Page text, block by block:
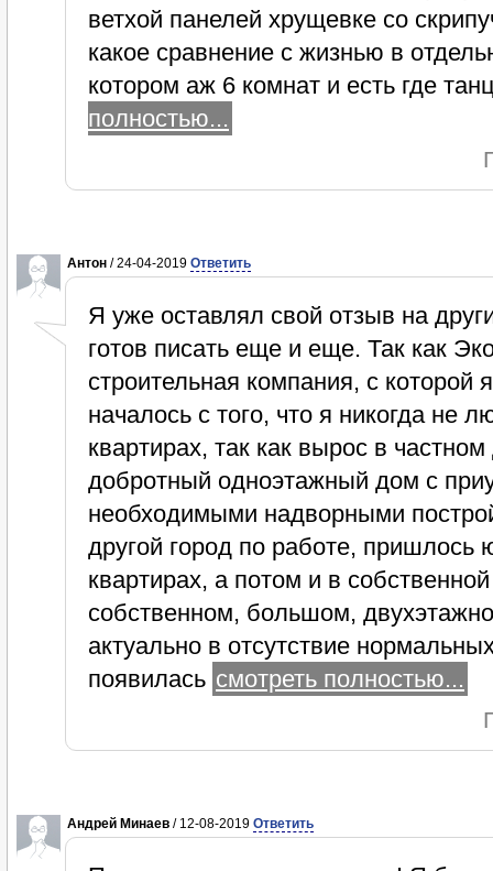
ветхой панелей хрущевке со
какое сравнение с жизнью в
котором аж 6 комнат и есть где
полностью...
Антон / 24-04-2019 Ответить
Я уже оставлял свой отзыв на
готов писать еще и еще. Так как
строительная компания, с которой
началось с того, что я никогда не
квартирах, так как вырос в
добротный одноэтажный дом с
необходимыми надворными
другой город по работе, пришлось
квартирах, а потом и в
собственном, большом,
актуально в отсутствие
появилась смотреть полностью...
Андрей Минаев / 12-08-2019 Ответить